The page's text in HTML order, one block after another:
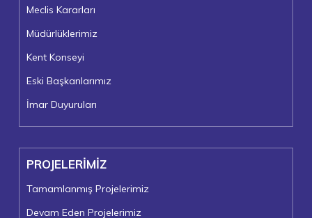
Meclis Kararları
Müdürlüklerimiz
Kent Konseyi
Eski Başkanlarımız
İmar Duyuruları
PROJELERİMİZ
Tamamlanmış Projelerimiz
Devam Eden Projelerimiz